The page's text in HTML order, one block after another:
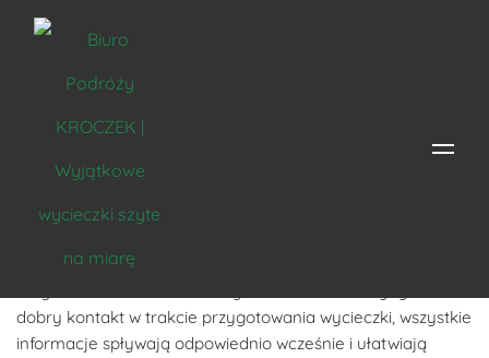
Kolejna wycieczka z Biurem Podróży Kroczek
dobry kontakt w trakcie przygotowania wycieczki, wszystkie
informacje spływają odpowiednio wcześnie i ułatwiają